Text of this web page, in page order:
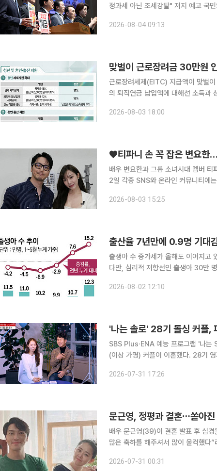
정과세 아닌 조세강탈" 저지 예고 국민의힘이 정부의 2026년 세제개편안에 대해 '역대 최악의 세제
일 오후 국회 소통관에서 긴급 기자회
2026-08-04 09:13
맞벌이 근로장려금 30만원
근로장려세제(EITC) 지급액이 맞벌
의 퇴직연금 납입액에 대해선 소득과 상관없이
2200만원에서 2600만원으로, 맞벌
2026-08-03 18:00
♥티파니 손 꼭 잡은 변요한
배우 변요한과 그룹 소녀시대 멤버
2일 각종 SNS와 온라인 커뮤니티에
잡으며 이동을 도왔다. 티파니 영은
2026-08-03 15:25
출산율 7년만에 0.9명 기대
출생아 수 증가세가 올해도 이어지고
다만, 심리적 저항선인 출생아 30만 명대 안착까진 갈
0.99명, 2월 0.93명, 3월 0.93명, 4
2026-08-02 12:10
'나는 솔로' 28기 돌싱 커플,
SBS Plus·ENA 예능 프로그램 '나는
(이상 가명) 커플이 이혼했다. 28기 영자는 31일 SNS에 "최근 저의 상황에 대해 많은 분께서 걱정
가 연예인이나 공인은 아니지만, 개인
2026-07-31 17:26
문근영, 정평과 결혼⋯쏟아
배우 문근영(39)이 결혼 발표 후 심경을 전했다. 30일 문근영은 자신의 인
많은 축하를 해주셔서 많이 울컥했다”라
2026-07-31 00:31